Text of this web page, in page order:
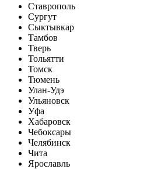
Ставрополь
Сургут
Сыктывкар
Тамбов
Тверь
Тольятти
Томск
Тюмень
Улан-Удэ
Ульяновск
Уфа
Хабаровск
Чебоксары
Челябинск
Чита
Ярославль